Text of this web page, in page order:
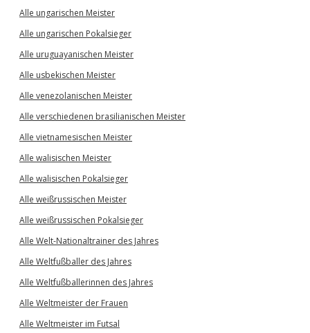
Alle ungarischen Meister
Alle ungarischen Pokalsieger
Alle uruguayanischen Meister
Alle usbekischen Meister
Alle venezolanischen Meister
Alle verschiedenen brasilianischen Meister
Alle vietnamesischen Meister
Alle walisischen Meister
Alle walisischen Pokalsieger
Alle weißrussischen Meister
Alle weißrussischen Pokalsieger
Alle Welt-Nationaltrainer des Jahres
Alle Weltfußballer des Jahres
Alle Weltfußballerinnen des Jahres
Alle Weltmeister der Frauen
Alle Weltmeister im Futsal